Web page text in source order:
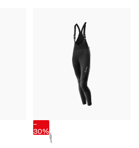
-
30%